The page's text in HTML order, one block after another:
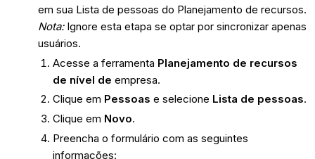
em sua Lista de pessoas do Planejamento de recursos.
Nota: Ignore esta etapa se optar por sincronizar apenas
usuários.
Acesse a ferramenta Planejamento de recursos
de nível de empresa.
Clique em Pessoas e selecione Lista de pessoas.
Clique em Novo.
Preencha o formulário com as seguintes
informações: